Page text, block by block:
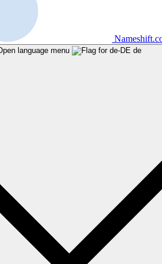
language menu de